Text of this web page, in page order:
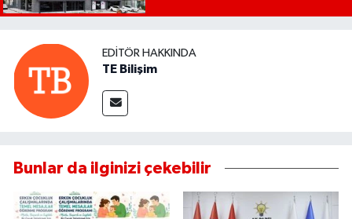
EDITÖR HAKKINDA
TE Bilişim
Bunlar da ilginizi çekebilir